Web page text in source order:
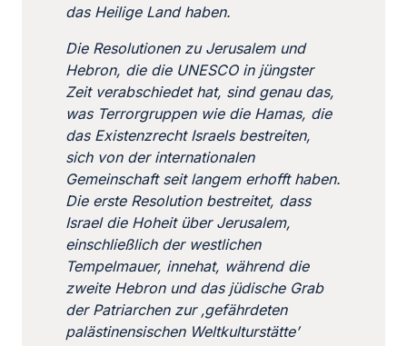
das Heilige Land haben.
Die Resolutionen zu Jerusalem und
Hebron, die die UNESCO in jüngster
Zeit verabschiedet hat, sind genau das,
was Terrorgruppen wie die Hamas, die
das Existenzrecht Israels bestreiten,
sich von der internationalen
Gemeinschaft seit langem erhofft haben.
Die erste Resolution bestreitet, dass
Israel die Hoheit über Jerusalem,
einschließlich der westlichen
Tempelmauer, innehat, während die
zweite Hebron und das jüdische Grab
der Patriarchen zur ‚gefährdeten
palästinensischen Weltkulturstätte’